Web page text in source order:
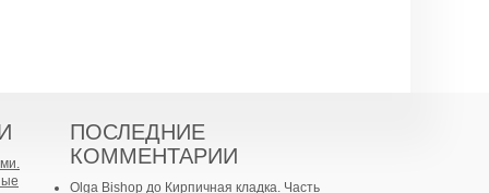
ПОСЛЕДНИЕ
КОММЕНТАРИИ
Olga Bishop до Кирпичная кладка. Часть